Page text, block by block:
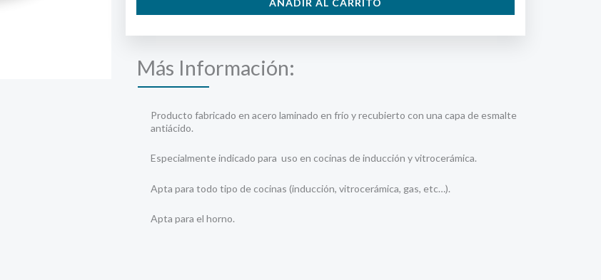
AÑADIR AL CARRITO
Más Información:
Producto fabricado en acero laminado en frío y recubierto con una capa de esmalte
antiácido.
Especialmente indicado para uso en cocinas de inducción y vitrocerámica.
Apta para todo tipo de cocinas (inducción, vitrocerámica, gas, etc…).
Apta para el horno.